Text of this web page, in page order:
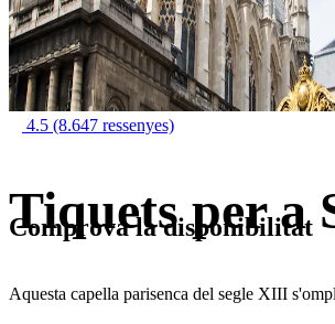
4.5 (8.647 ressenyes)
Tiquets per a
Aquesta capella parisenca del segle XIII
Comprova la disponibilitat